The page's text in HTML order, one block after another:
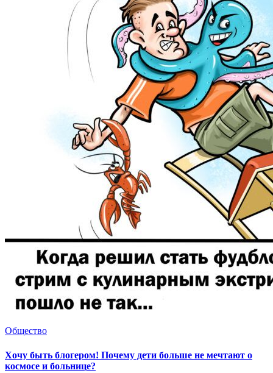
Общество
Хочу быть блогером! Почему дети больше не мечтают о
космосе и больнице?